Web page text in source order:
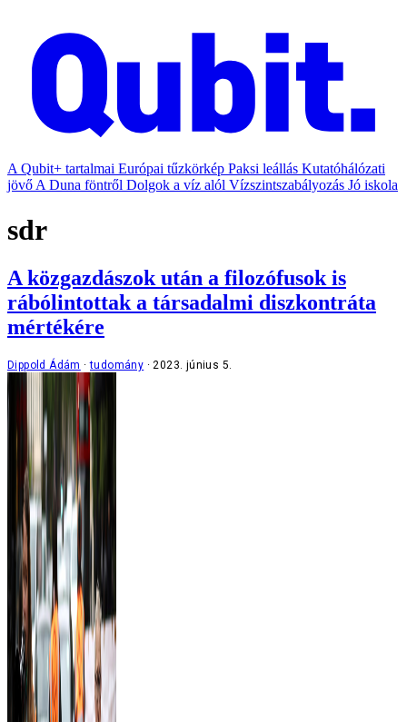
A Qubit+ tartalmai Európai tűzkörkép Paksi leállás Kutatóhálózati
jövő A Duna föntről Dolgok a víz alól Vízszintszabályozás Jó iskola
sdr
A közgazdászok után a filozófusok is
rábólintottak a társadalmi diszkontráta
mértékére
Dippold Ádám tudomány 2023. június 5.